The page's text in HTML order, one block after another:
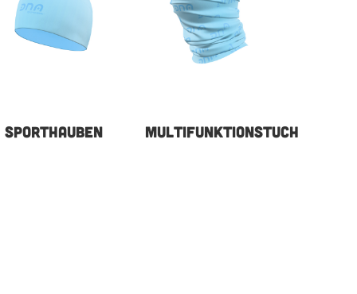
SPORTHAUBEN MULTIFUNKTIONSTUCH